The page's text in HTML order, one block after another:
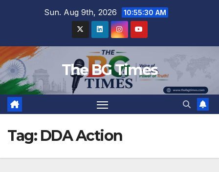
Sun. Aug 9th, 2026 10:55:30 AM
The BG Times
Tag: DDA Action